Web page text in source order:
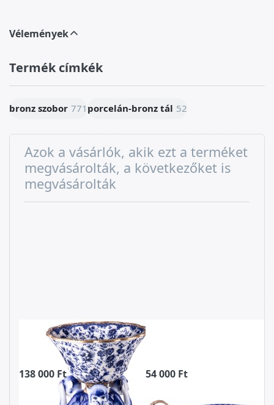
Vélemények
Termék címkék
bronz szobor 771 porcelán-bronz tál 52
Azok a vásárlók, akik ezt a terméket
megvásárolták, a következőket is
megvásárolták
Porcelán-bronz
tál, majmokkal
138 000 Ft 54 000 Ft